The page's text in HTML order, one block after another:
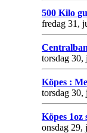
500 Kilo
fredag 31,
torsdag
Köpes :
torsdag 30,
Köpes 1oz
onsdag 29,